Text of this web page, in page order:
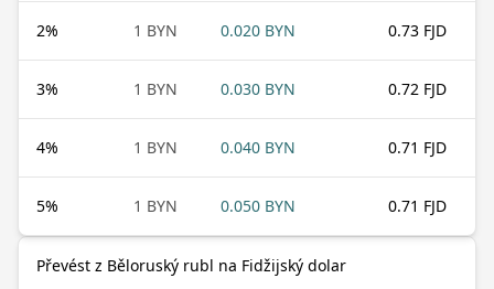
2% 1 BYN 0.020 BYN 0.73 FJD
3% 1 BYN 0.030 BYN 0.72 FJD
4% 1 BYN 0.040 BYN 0.71 FJD
5% 1 BYN 0.050 BYN 0.71 FJD
Převést z Běloruský rubl na Fidžijský dolar